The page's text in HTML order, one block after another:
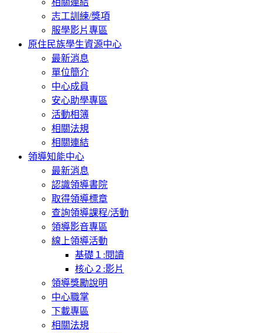
志工訓練/獎項
服學影片專區
原住民族學生資源中心
最新消息
單位簡介
中心成員
安心助學專區
活動相簿
相關法規
相關連結
領導知能中心
最新消息
認識領導書院
取得領導標章
查詢領導課程/活動
領導影音專區
線上領導活動
基礎１:閱讀
核心２:影片
領導獎勵說明
中心職掌
下載專區
相關法規